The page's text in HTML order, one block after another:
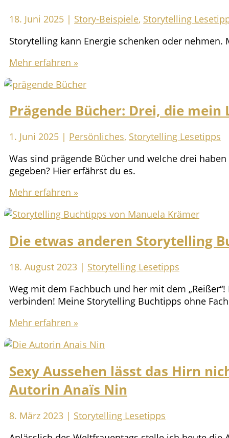
18. Juni 2025 | Story-Beispiele, Storytelling
Storytelling kann Energie schenken oder nehmen.
Die
von
oder:
mich
Geschichte
schwächte
und
eine
andere
wieder
stärkte
Mehr erfahren »
Prägende Bücher: Drei, die
1. Juni 2025 | Persönliches, Storytelling Lesetipps
Was sind prägende Bücher und welche drei
gegeben? Hier erfährst du es.
Prägende
Drei,
mein
verändert
Mehr erfahren »
Die etwas anderen Storytelling
18. August 2023 | Storytelling Lesetipps
Weg mit dem Fachbuch und her mit dem
verbinden! Meine Storytelling Buchtipps ohne
Die
anderen
Buchtipps
Mehr erfahren »
Sexy Aussehen lässt das Hirn
Autorin Anaïs Nin
8. März 2023 | Storytelling Lesetipps